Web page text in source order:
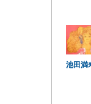
池田満